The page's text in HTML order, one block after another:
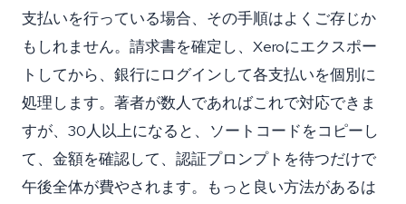
支払いを行っている場合、その手順はよくご存じか
もしれません。請求書を確定し、Xeroにエクスポー
トしてから、銀行にログインして各支払いを個別に
処理します。著者が数人であればこれで対応できま
すが、30人以上になると、ソートコードをコピーし
て、金額を確認して、認証プロンプトを待つだけで
午後全体が費やされます。もっと良い方法があるは